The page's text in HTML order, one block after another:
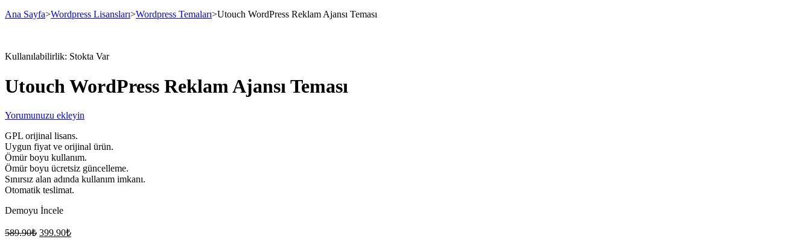
Ana Sayfa>Wordpress Lisansları>Wordpress Temaları>Utouch WordPress Reklam Ajansı Teması
Kullanılabilirlik: Stokta Var
Utouch WordPress Reklam Ajansı Teması
Yorumunuzu ekleyin
GPL orijinal lisans.
Uygun fiyat ve orijinal ürün.
Ömür boyu kullanım.
Ömür boyu ücretsiz güncelleme.
Sınırsız alan adında kullanım imkanı.
Otomatik teslimat.
Demoyu İncele
589.90₺ Orijinal
399.90₺Şu